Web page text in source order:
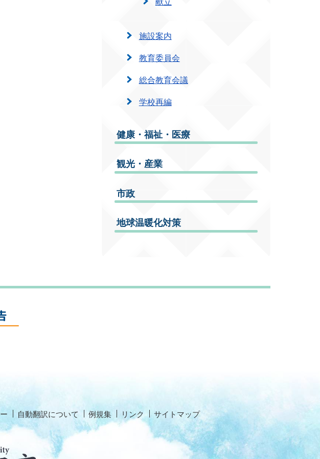
施設案内
教育委員会
総合教育会議
学校再編
健康・福祉・医療
観光・産業
市政
地球温暖化対策
自動翻訳について 例規集 リンク サイトマップ